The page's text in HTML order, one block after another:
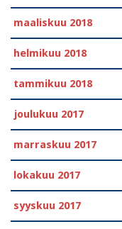
maaliskuu 2018
helmikuu 2018
tammikuu 2018
joulukuu 2017
marraskuu 2017
lokakuu 2017
syyskuu 2017